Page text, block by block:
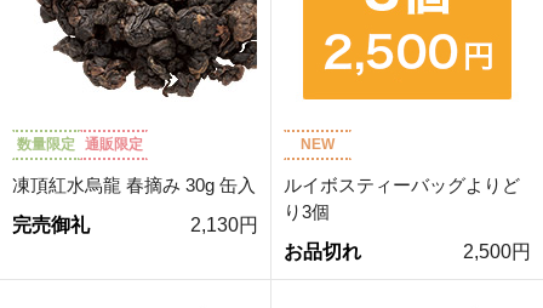
数量限定 通販限定
凍頂紅水烏龍 春摘み 30g 缶入
完売御礼
2,130円
NEW
ルイボスティーバッグよりど
り3個
お品切れ
2,500円